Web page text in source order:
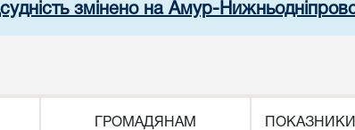
змінено на Амур-
ГРОМАДЯНАМ ПОКАЗНИКИ